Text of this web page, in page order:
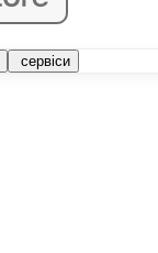
сервіси